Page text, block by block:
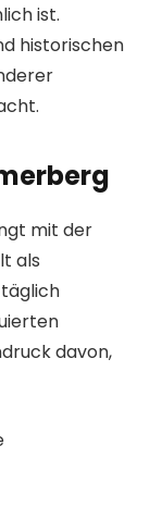
ist.
historischen
mit der
als
davon,